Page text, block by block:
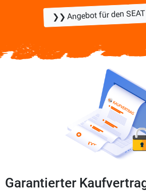
❯❯ Angebot für den
Garantierter